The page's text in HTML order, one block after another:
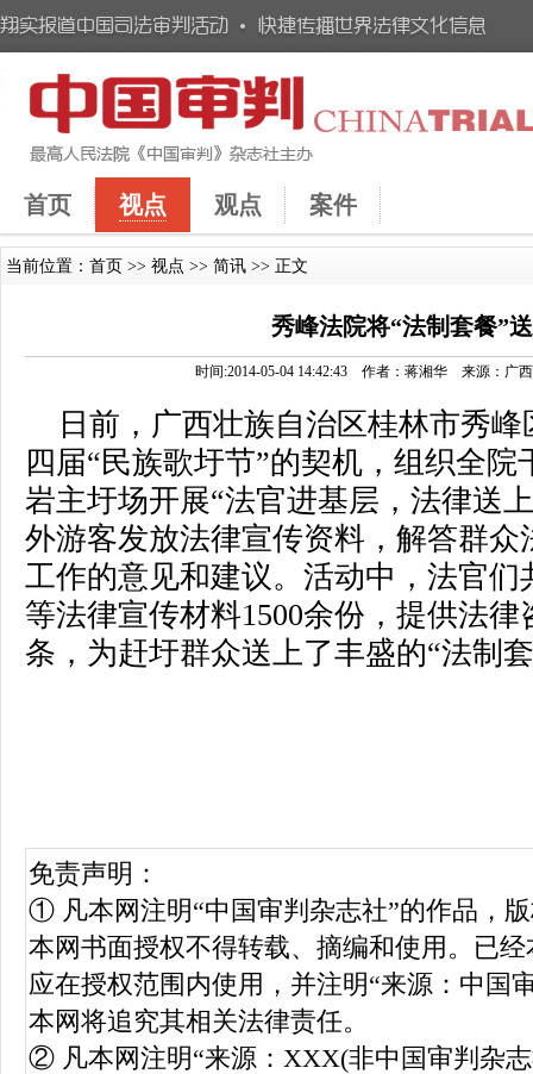
首页 视点 观点 案件
当前位置： 首页 >> 视点 >> 简讯 >> 正文
秀峰法院将“法制套餐”
时间:2014-05-04 14:42:43 作者：蒋湘华 来源：广
日前，广西壮族自治区桂林市秀
四届“民族歌圩节”的契机，组织全
岩主圩场开展“法官进基层，法律送
外游客发放法律宣传资料，解答群
工作的意见和建议。活动中，法官
等法律宣传材料1500余份，提供法
条，为赶圩群众送上了丰盛的“法制
免责声明：
① 凡本网注明“中国审判杂志社”的作品，
本网书面授权不得转载、摘编和使用。已
应在授权范围内使用，并注明“来源：中国
本网将追究其相关法律责任。
② 凡本网注明“来源：XXX(非中国审判杂